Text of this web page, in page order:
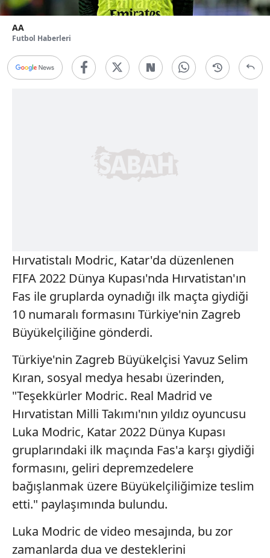
AA
Futbol Haberleri
Hırvatistalı Modric, Katar'da düzenlenen
FIFA 2022 Dünya Kupası'nda Hırvatistan'ın
Fas ile gruplarda oynadığı ilk maçta giydiği
10 numaralı formasını Türkiye'nin Zagreb
Büyükelçiliğine gönderdi.
Türkiye'nin Zagreb Büyükelçisi Yavuz Selim
Kıran, sosyal medya hesabı üzerinden,
"Teşekkürler Modric. Real Madrid ve
Hırvatistan Milli Takımı'nın yıldız oyuncusu
Luka Modric, Katar 2022 Dünya Kupası
gruplarındaki ilk maçında Fas'a karşı giydiği
formasını, geliri depremzedelere
bağışlanmak üzere Büyükelçiliğimize teslim
etti." paylaşımında bulundu.
Luka Modric de video mesajında, bu zor
zamanlarda dua ve desteklerini